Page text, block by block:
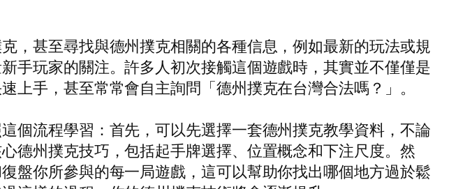
，甚至尋找與德州撲克相關的各種信息，例如最新的玩法或規
手玩家的關注。許多人初次接觸這個遊戲時，其實並不僅僅是
手，甚至常常會自主詢問「德州撲克在台灣合法嗎？」。
個流程學習：首先，可以先選擇一套德州撲克教學資料，不論
德州撲克技巧，包括起手牌選擇、位置概念和下注尺度。然
盤你所參與的每一局遊戲，這可以幫助你找出哪個地方過於鬆